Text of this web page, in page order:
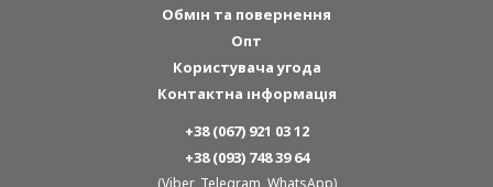
Обмін та повернення
Опт
Користувача угода
Контактна інформація
+38 (067) 921 03 12
+38 (093) 748 39 64
(Viber, Telegram, WhatsApp)